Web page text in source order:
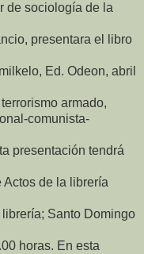
de sociología de la
presentara el libro
Ed. Odeon, abril
armado,
comunista-
presentación tendrá
Actos de la librería
Santo Domingo
horas. En esta